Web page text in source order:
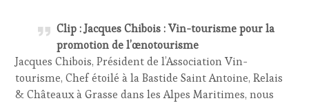
Clip : Jacques Chibois : Vin-tourisme pour la
promotion de l’œnotourisme
Jacques Chibois, Président de l’Association Vin-
tourisme, Chef étoilé à la Bastide Saint Antoine, Relais
& Châteaux à Grasse dans les Alpes Maritimes, nous